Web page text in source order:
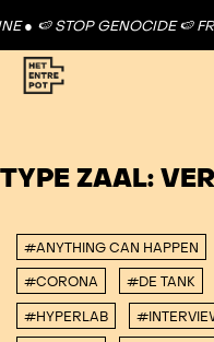
● 🍉 STOP GENOCIDE 🍉
TYPE ZAAL:
#ANYTHING CAN HAPPEN
#CORONA #DE TANK
#HYPERLAB